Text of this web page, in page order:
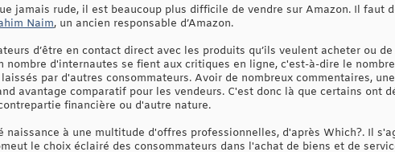
jamais rude, il est beaucoup plus difficile de vendre sur Amazon. Il faut
Naim, un ancien responsable d’Amazon.
d’être en contact direct avec les produits qu’ils veulent acheter ou de
d'internautes se fient aux critiques en ligne, c'est-à-dire le nombre
par d'autres consommateurs. Avoir de nombreux commentaires, une
avantage comparatif pour les vendeurs. C'est donc là que certains ont
financière ou d'autre nature.
à une multitude d'offres professionnelles, d'après Which?. Il
le choix éclairé des consommateurs dans l'achat de biens et de